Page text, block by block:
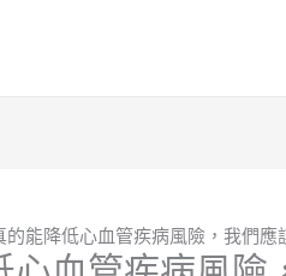
的能降低心血管疾病風險，我們應